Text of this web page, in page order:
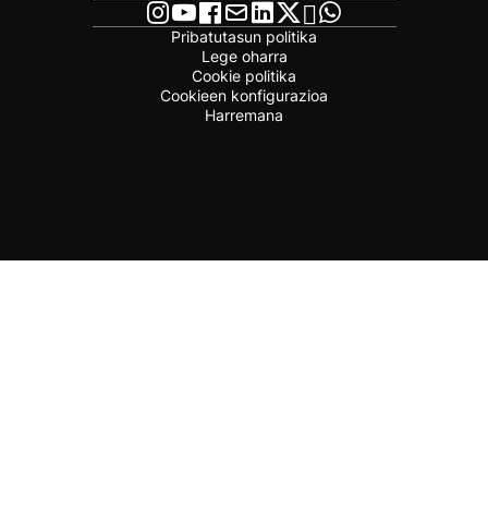
Pribatutasun politika
Lege oharra
Cookie politika
Cookieen konfigurazioa
Harremana